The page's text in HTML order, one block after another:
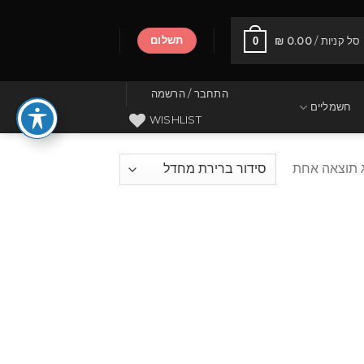
סל קניות / ₪ 0.00
0 תשלום
חשמליים
התחבר / הרשמה
WISHLIST
תוצאה אחת